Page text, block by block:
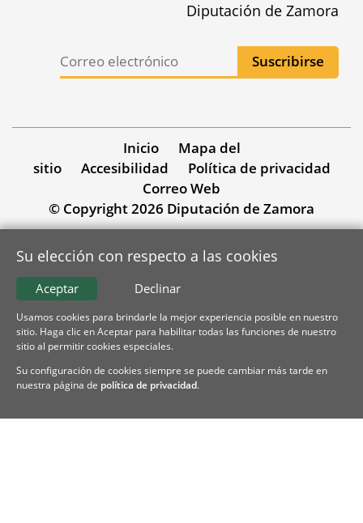
Diputación de Zamora
Inicio
Mapa del
sitio
Accesibilidad
Política de privacidad
Correo Web
© Copyright 2026 Diputación de Zamora
Su elección con respecto a las cookies
Declinar
Aceptar
Usamos cookies para brindarle la mejor experiencia posible en nuestro
sitio. Haga clic en Aceptar para habilitar todas las funciones de nuestro
sitio al permitir cookies especiales.
Su configuración de cookies siempre se puede cambiar más tarde en
nuestra página de política de privacidad.